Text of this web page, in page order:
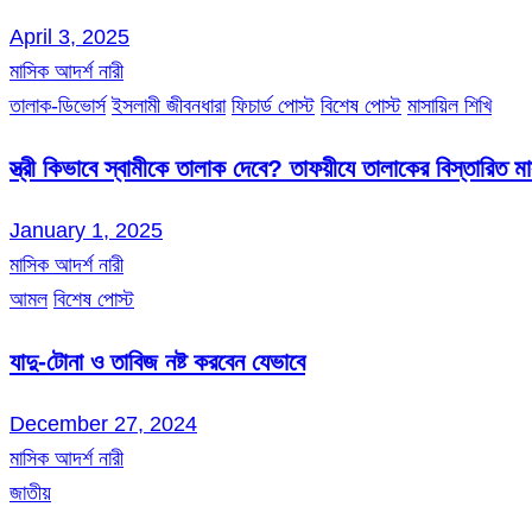
April 3, 2025
মাসিক আদর্শ নারী
তালাক-ডিভোর্স ইসলামী জীবনধারা ফিচার্ড পোস্ট বিশেষ পোস্ট মাসায়িল শিখি
স্ত্রী কিভাবে স্বামীকে তালাক দেবে? তাফয়ীযে তালাকের বিস্তারিত
January 1, 2025
মাসিক আদর্শ নারী
আমল বিশেষ পোস্ট
যাদু-টোনা ও তাবিজ নষ্ট করবেন যেভাবে
December 27, 2024
মাসিক আদর্শ নারী
জাতীয়